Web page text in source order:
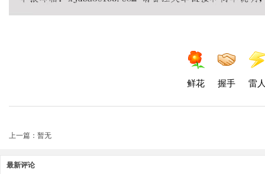
鲜花 握手 雷
上一篇：暂无
最新评论